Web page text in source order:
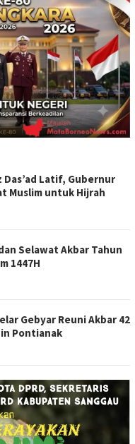
Latif, Gubernur
Muslim untuk Hijrah
Selawat Akbar Tahun
1447H
Gebyar Reuni Akbar 42
Pontianak